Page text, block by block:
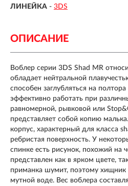
ЛИНЕЙКА - 3DS
ОПИСАНИЕ
Воблер серии 3DS Shad MR
обладает нейтральной
способен заглубляться на
эффективно работать при
равномерной, рывковой или
представляет собой копию
корпус, характерный для класса
ребристая поверхность. У
спинке есть рисунок, похожий на
представлен как в ярком цвете,
приманка шумит, поэтому хищник
мутной воде. Вес воблера